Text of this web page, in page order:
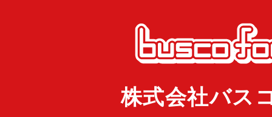
株式会社バス